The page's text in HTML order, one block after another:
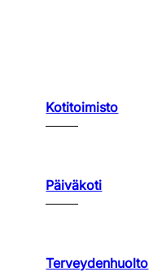
Kotitoimisto
Päiväkoti
Terveydenhuolto